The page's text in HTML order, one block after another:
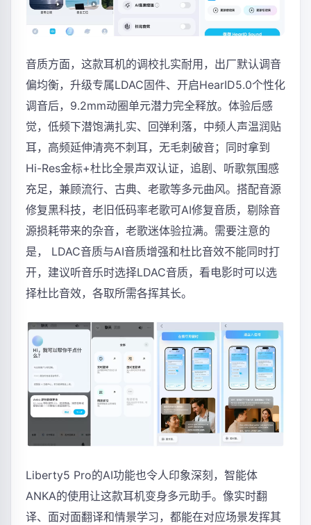
音质方面，这款耳机的调校扎实耐用，出厂默认调音
偏均衡，升级专属LDAC固件、开启HearID5.0个性化
调音后，9.2mm动圈单元潜力完全释放。体验后感
觉，低频下潜饱满扎实、回弹利落，中频人声温润贴
耳，高频延伸清亮不刺耳，无毛刺破音；同时拿到
Hi-Res金标+杜比全景声双认证，追剧、听歌氛围感
充足，兼顾流行、古典、老歌等多元曲风。搭配音源
修复黑科技，老旧低码率老歌可AI修复音质，剔除音
源损耗带来的杂音，老歌迷体验拉满。需要注意的
是， LDAC音质与AI音质增强和杜比音效不能同时打
开，建议听音乐时选择LDAC音质，看电影时可以选
择杜比音效，各取所需各挥其长。
Liberty5 Pro的AI功能也令人印象深刻，智能体
ANKA的使用让这款耳机变身多元助手。像实时翻
译、面对面翻译和情景学习，都能在对应场景发挥其